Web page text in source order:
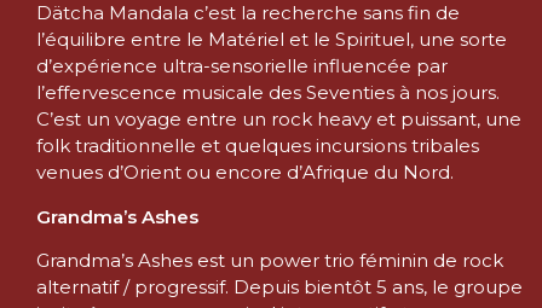
Dätcha Mandala c’est la recherche sans fin de
l’équilibre entre le Matériel et le Spirituel, une sorte
d’expérience ultra-sensorielle influencée par
l’effervescence musicale des Seventies à nos jours.
C’est un voyage entre un rock heavy et puissant, une
folk traditionnelle et quelques incursions tribales
venues d’Orient ou encore d’Afrique du Nord.
Grandma’s Ashes
Grandma’s Ashes est un power trio féminin de rock
alternatif / progressif. Depuis bientôt 5 ans, le groupe